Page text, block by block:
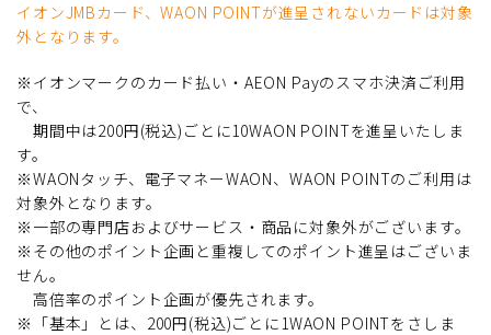
イオンJMBカード、WAON POINTが進呈されないカードは対象
外となります。
※イオンマークのカード払い・AEON Payのスマホ決済ご利用
で、
期間中は200円(税込)ごとに10WAON POINTを進呈いたしま
す。
※WAONタッチ、電子マネーWAON、WAON POINTのご利用は
対象外となります。
※一部の専門店およびサービス・商品に対象外がございます。
※その他のポイント企画と重複してのポイント進呈はございま
せん。
高倍率のポイント企画が優先されます。
※「基本」とは、200円(税込)ごとに1WAON POINTをさしま